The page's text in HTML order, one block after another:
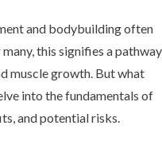
and bodybuilding often
many, this signifies a pathway
muscle growth. But what
into the fundamentals of
and potential risks.